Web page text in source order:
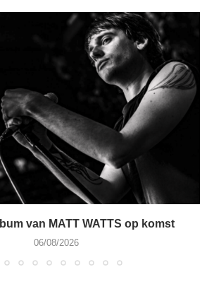
van MATT WATTS op komst
06/08/2026